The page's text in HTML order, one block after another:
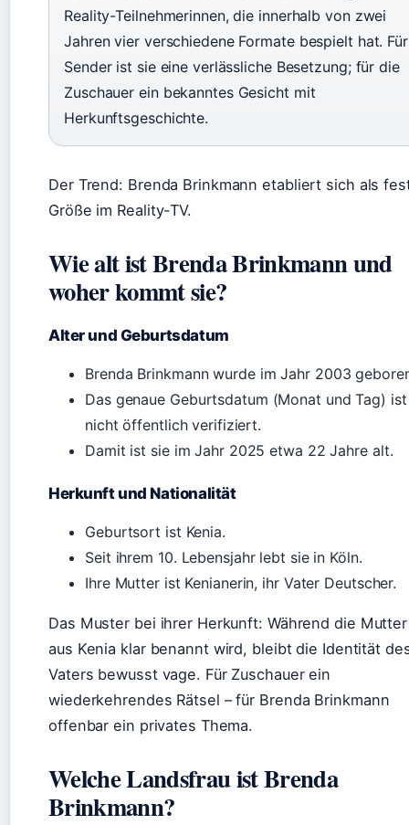
Reality-Teilnehmerinnen, die innerhalb von zwei
Jahren vier verschiedene Formate bespielt hat. Für
Sender ist sie eine verlässliche Besetzung; für die
Zuschauer ein bekanntes Gesicht mit
Herkunftsgeschichte.
Der Trend: Brenda Brinkmann etabliert sich als
Größe im Reality-TV.
Wie alt ist Brenda Brinkmann und
woher kommt sie?
Alter und Geburtsdatum
Brenda Brinkmann wurde im Jahr 2003
Das genaue Geburtsdatum (Monat und Tag) ist
nicht öffentlich verifiziert.
Damit ist sie im Jahr 2025 etwa 22 Jahre alt.
Herkunft und Nationalität
Geburtsort ist Kenia.
Seit ihrem 10. Lebensjahr lebt sie in Köln.
Ihre Mutter ist Kenianerin, ihr Vater Deutscher.
Das Muster bei ihrer Herkunft: Während die Mutter
aus Kenia klar benannt wird, bleibt die Identität
Vaters bewusst vage. Für Zuschauer ein
wiederkehrendes Rätsel – für Brenda Brinkmann
offenbar ein privates Thema.
Welche Landsfrau ist Brenda
Brinkmann?